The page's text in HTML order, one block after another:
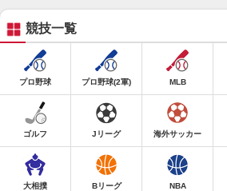
競技一覧
プロ野球 プロ野球(2軍) MLB
ゴルフ Jリーグ 海外サッカー
大相撲 Bリーグ NBA